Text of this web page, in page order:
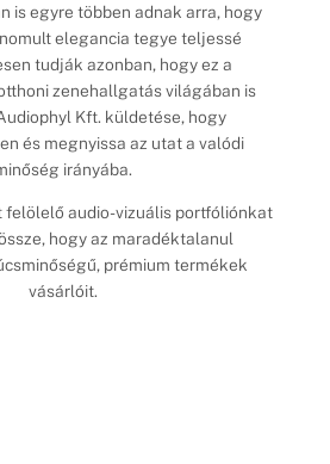
is egyre többen adnak arra, hogy
elegancia tegye teljessé
tudják azonban, hogy ez a
zenehallgatás világában is
Kft. küldetése, hogy
és megnyissa az utat a valódi
irányába.
felölelő audio-vizuális portfóliónkat
hogy az maradéktalanul
prémium termékek
vásárlóit.